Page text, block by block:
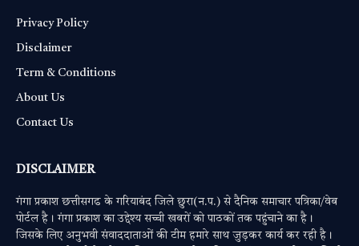
Privacy Policy
Disclaimer
Term & Conditions
About Us
Contact Us
DISCLAIMER
गंगा प्रकाश छत्तीसगढ के गरियाबंद जिले छुरा(न.प.) से दैनिक समाचार पत्रिका/वेब
पोर्टल है। गंगा प्रकाश का उद्देश्य सच्ची खबरों को पाठकों तक पहुंचाने का है।
जिसके लिए अनुभवी संवाददाताओं की टीम हमारे साथ जुड़कर कार्य कर रही है।